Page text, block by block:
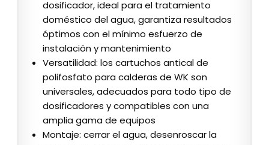
dosificador, ideal para el tratamiento
doméstico del agua, garantiza resultados
óptimos con el mínimo esfuerzo de
instalación y mantenimiento
Versatilidad: los cartuchos antical de
polifosfato para calderas de WK son
universales, adecuados para todo tipo de
dosificadores y compatibles con una
amplia gama de equipos
Montaje: cerrar el agua, desenroscar la